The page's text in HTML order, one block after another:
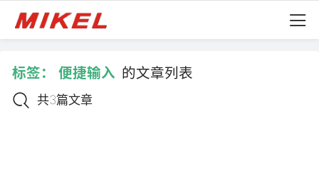
标签： 便捷输入 的文章列表
共3篇文章